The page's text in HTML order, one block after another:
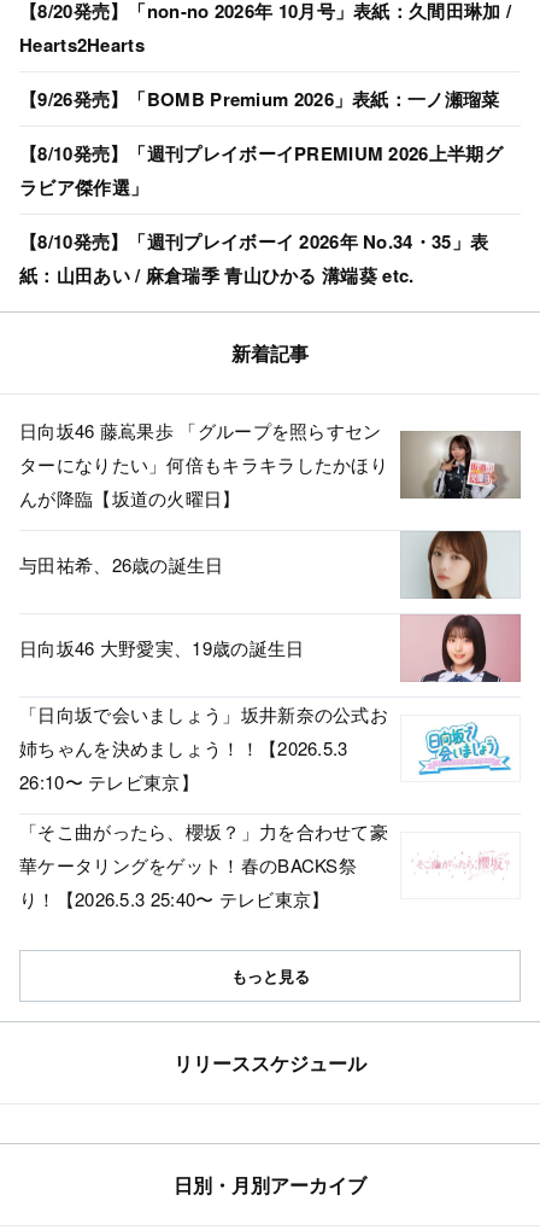
【8/20発売】「non-no 2026年 10月号」表紙：久間田琳加 /
Hearts2Hearts
【9/26発売】「BOMB Premium 2026」表紙：一ノ瀬瑠菜
【8/10発売】「週刊プレイボーイPREMIUM 2026上半期グ
ラビア傑作選」
【8/10発売】「週刊プレイボーイ 2026年 No.34・35」表
紙：山田あい / 麻倉瑞季 青山ひかる 溝端葵 etc.
新着記事
日向坂46 藤嶌果歩 「グループを照らすセン
ターになりたい」何倍もキラキラしたかほり
んが降臨【坂道の火曜日】
与田祐希、26歳の誕生日
日向坂46 大野愛実、19歳の誕生日
「日向坂で会いましょう」坂井新奈の公式お
姉ちゃんを決めましょう！！【2026.5.3
26:10〜 テレビ東京】
「そこ曲がったら、櫻坂？」力を合わせて豪
華ケータリングをゲット！春のBACKS祭
り！【2026.5.3 25:40〜 テレビ東京】
もっと見る
リリーススケジュール
日別・月別アーカイブ